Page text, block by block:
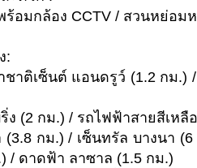
ร้อมกล้อง CCTV / สวนหย่อม
:
ชาติเซ็นต์ แอนดรูว์ (1.2 กม
ง (2 กม.) / รถไฟฟ้าสายสีเหลื
(3.8 กม.) / เซ็นทรัล บางนา
/ ดาดฟ้า ลาซาล (1.5 กม.)